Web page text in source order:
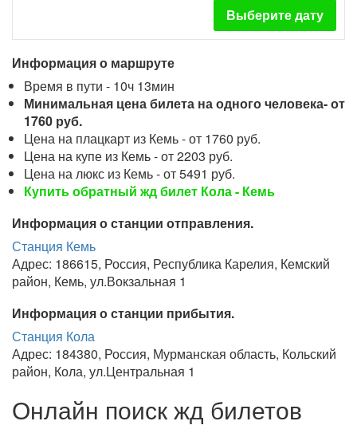
Выберите дату
Информация о маршруте
Время в пути - 10ч 13мин
Минимальная цена билета на одного человека- от
1760 руб.
Цена на плацкарт из Кемь - от 1760 руб.
Цена на купе из Кемь - от 2203 руб.
Цена на люкс из Кемь - от 5491 руб.
Купить обратный жд билет Кола - Кемь
Информация о станции отправления.
Станция Кемь
Адрес: 186615, Россия, Республика Карелия, Кемский
район, Кемь, ул.Вокзальная 1
Информация о станции прибытия.
Станция Кола
Адрес: 184380, Россия, Мурманская область, Кольский
район, Кола, ул.Центральная 1
Онлайн поиск жд билетов